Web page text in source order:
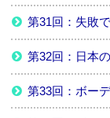
第31回：失敗
第32回：日本
第33回：ボー